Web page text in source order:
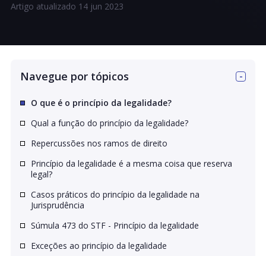
Artigo atualizado 14 jun 2023
Navegue por tópicos
O que é o princípio da legalidade?
Qual a função do princípio da legalidade?
Repercussões nos ramos de direito
Princípio da legalidade é a mesma coisa que reserva
legal?
Casos práticos do princípio da legalidade na
Jurisprudência
Súmula 473 do STF - Princípio da legalidade
Exceções ao princípio da legalidade